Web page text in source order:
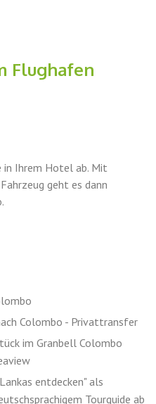
Flughafen
in Ihrem Hotel ab. Mit
geht es dann
Colombo - Privattransfer
im Granbell Colombo
entdecken" als
Tourguide ab